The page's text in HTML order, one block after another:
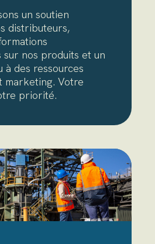
un soutien
distributeurs,
nos produits et un
à des ressources
marketing. Votre
priorité.